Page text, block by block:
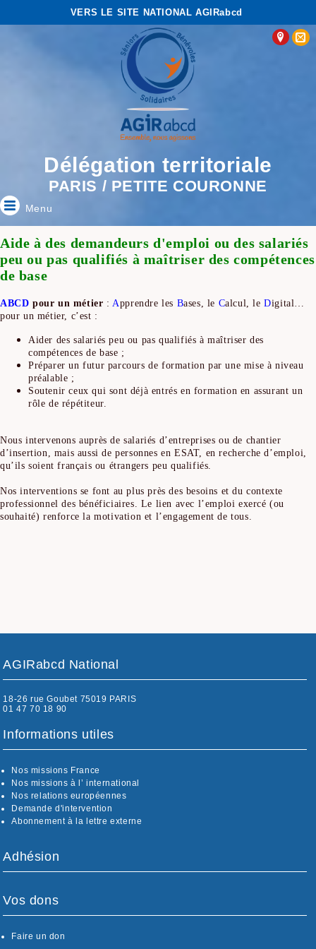
VERS LE SITE NATIONAL AGIRabcd
Délégation territoriale
PARIS / PETITE COURONNE
Menu
Aide à des demandeurs d'emploi ou des salariés
peu ou pas qualifiés à maîtriser des compétences
de base
ABCD pour un métier :Apprendre les Bases, le Calcul, leDigital…
pour un métier, c’est :
Aider des salariés peu ou pas qualifiés à maîtriser des
compétences de base ;
Préparer un futur parcours de formation par une mise à niveau
préalable ;
Soutenir ceux qui sont déjà entrés en formation en assurant un
rôle de répétiteur.
Nous intervenons auprès de salariés d’entreprises ou de chantier
d’insertion, mais aussi de personnes en ESAT, en recherche d’emploi,
qu’ils soient français ou étrangers peu qualifiés.
Nos interventions se font au plus près des besoins et du contexte
professionnel des bénéficiaires. Le lien avec l’emploi exercé (ou
souhaité) renforce la motivation et l’engagement de tous.
AGIRabcd National
18-26 rue Goubet 75019 PARIS
01 47 70 18 90
Informations utiles
Nos missions France
Nos missions à l’ international
Nos relations européennes
Demande d'intervention
Abonnement à la lettre externe
Adhésion
Vos dons
Faire un don